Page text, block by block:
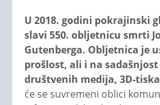
U 2018. godini pokrajinski
slavi 550. ob­ljetnicu smrti
Gutenberga. Obljetnica je
prošlost, ali i na
društvenih medija, 3D-
će se suvremeni oblici